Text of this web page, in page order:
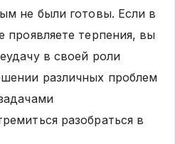
не были готовы. Если в
проявляете терпения, вы
в своей роли
различных проблем
разобраться в